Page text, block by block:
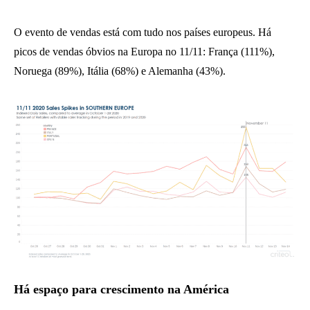
O evento de vendas está com tudo nos países europeus. Há
picos de vendas óbvios na Europa no 11/11: França (111%),
Noruega (89%), Itália (68%) e Alemanha (43%).
Há espaço para crescimento na América